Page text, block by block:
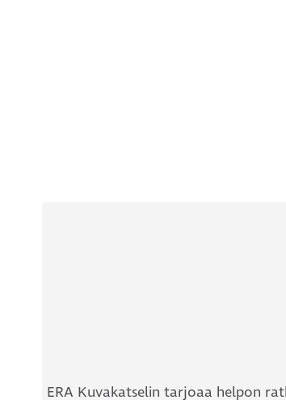
ERA Kuvakatselin tarjoaa helpon